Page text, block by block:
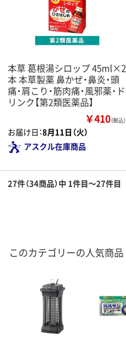
本草 葛根湯シロップ 45ml×2
本 本草製薬 鼻かぜ・鼻炎・頭
痛・肩こり・筋肉痛・風邪薬・ド
リンク【第2類医薬品】
￥410（税込）
お届け日：8月11日（火）
アスクル在庫商品
27件（34商品）中 1件目～27件目
このカテゴリーの人気商品